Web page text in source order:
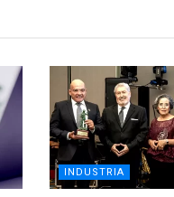
INDUSTRIA